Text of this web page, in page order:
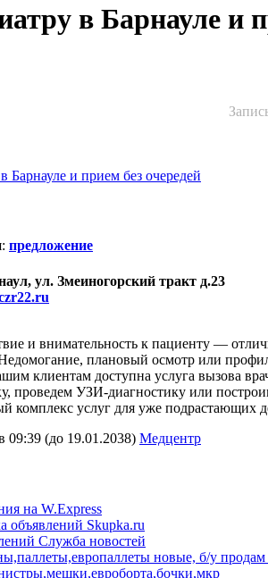
в Барнауле и
: предложение
ул. Змеиногорский тракт д.23
и внимательность к пациенту —
плановый осмотр или
клиентам доступна услуга вызова
проведем УЗИ-диагностику или
комплекс услуг для уже подрастающих
09:39 (до 19.01.2038) Медцентр
на W.Express
объявлений Skupka.ru
Служба новостей
новые, б/у продам